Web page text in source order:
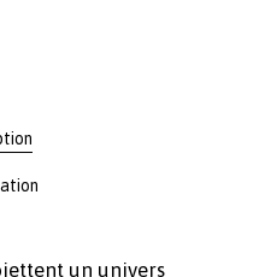
un univers